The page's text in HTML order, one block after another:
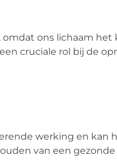
ons lichaam
cruciale rol bij de
werking en kan
van een